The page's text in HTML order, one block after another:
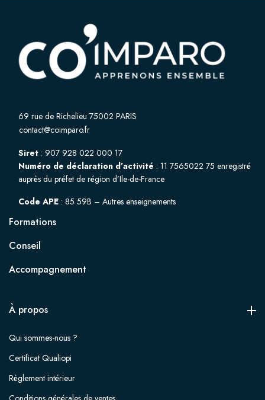
69 rue de Richelieu 75002 PARIS
contact@coimparo.fr
Siret : 907 928 022 000 17
Numéro de déclaration d’activité : 11 7565022 75 enregistré
auprès du préfet de région d’Ile-de-France
Code APE : 85 59B – Autres enseignements
Formations
Conseil
Accompagnement
À propos
Qui sommes-nous ?
Certificat Qualiopi
Règlement intérieur